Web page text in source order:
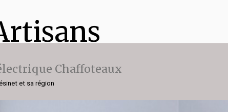
Chaffoteaux
et sa région